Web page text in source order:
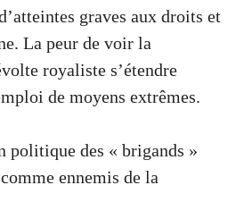
graves aux droits et
La peur de voir la
royaliste s’étendre
de moyens extrêmes.
politique des « brigands »
ennemis de la